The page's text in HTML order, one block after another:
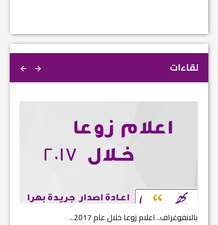
لقاءات
بالانفوغراف.. اعلام زوعا خلال عام 2017...